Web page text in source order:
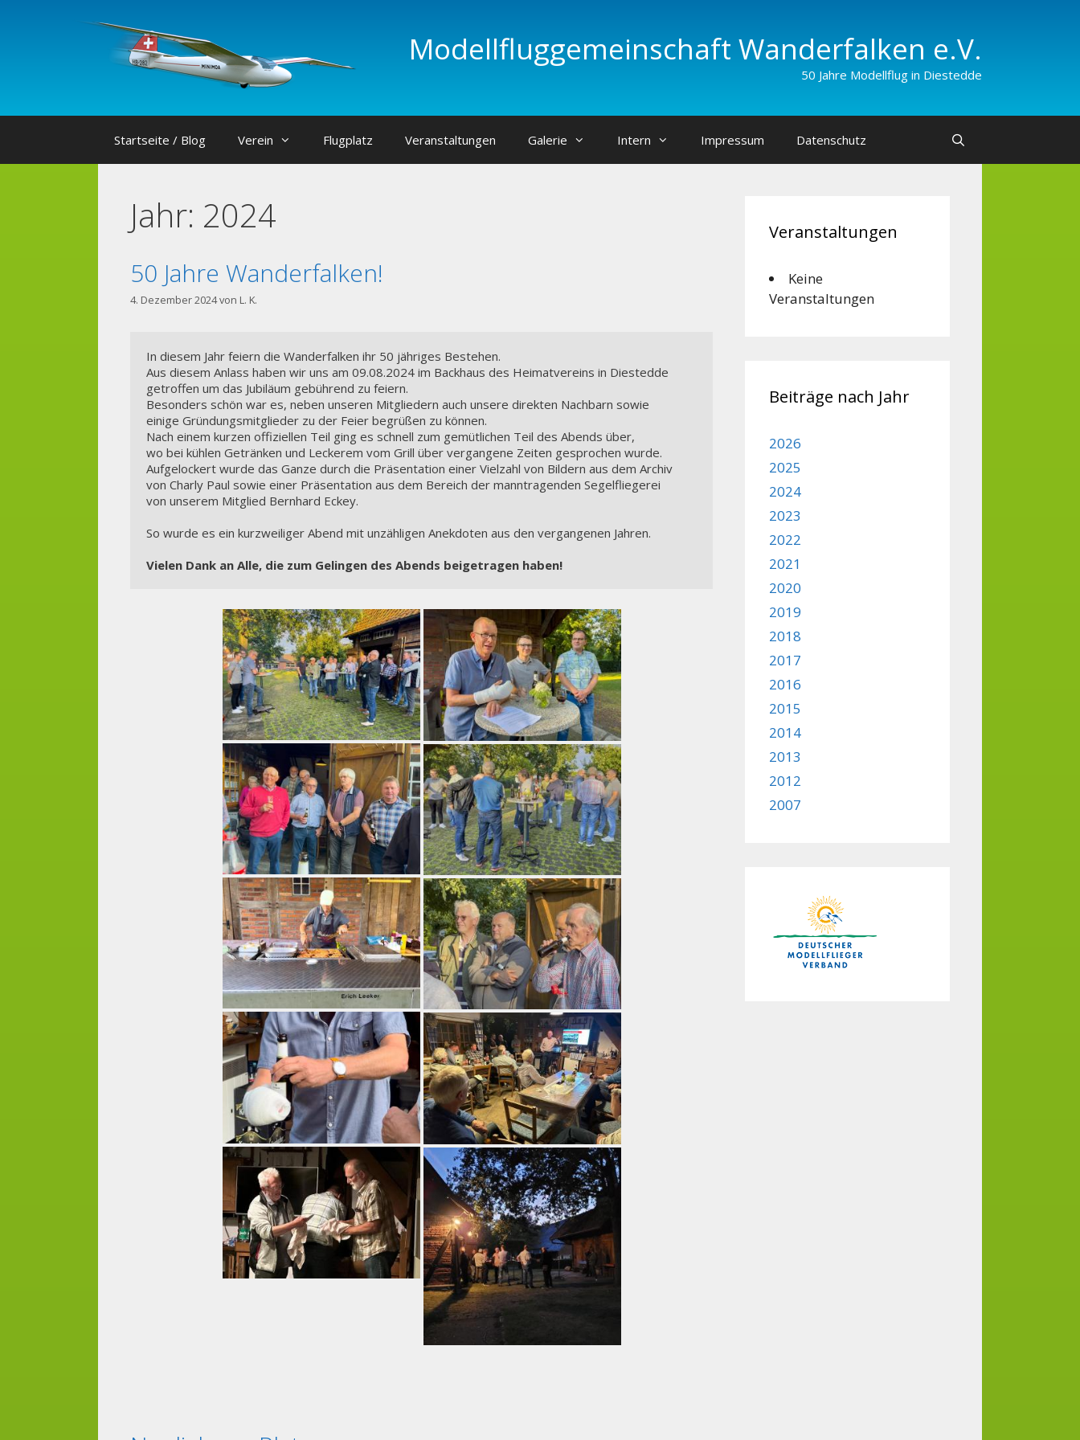
Modellfluggemeinschaft Wander­falken e.V.
50 Jahre Modellflug in Diestedde
Startseite / Blog Verein Flugplatz Veranstaltungen Galerie Intern Impressum Datenschutz
Jahr: 2024
50 Jahre Wanderfalken!
4. Dezember 2024von L. K.
In diesem Jahr feiern die Wanderfalken ihr 50 jähriges Bestehen.
Aus diesem Anlass haben wir uns am 09.08.2024 im Backhaus des Heimatvereins in Diestedde
getroffen um das Jubiläum gebührend zu feiern.
Besonders schön war es, neben unseren Mitgliedern auch unsere direkten Nachbarn sowie
einige Gründungsmitglieder zu der Feier begrüßen zu können.
Nach einem kurzen offiziellen Teil ging es schnell zum gemütlichen Teil des Abends über,
wo bei kühlen Getränken und Leckerem vom Grill über vergangene Zeiten gesprochen wurde.
Aufgelockert wurde das Ganze durch die Präsentation einer Vielzahl von Bildern aus dem Archiv
von Charly Paul sowie einer Präsentation aus dem Bereich der manntragenden Segelfliegerei
von unserem Mitglied Bernhard Eckey.
So wurde es ein kurzweiliger Abend mit unzähligen Anekdoten aus den vergangenen Jahren.
Vielen Dank an Alle, die zum Gelingen des Abends beigetragen haben!
Veranstaltungen
Keine
Veranstaltungen
Beiträge nach Jahr
2026
2025
2024
2023
2022
2021
2020
2019
2018
2017
2016
2015
2014
2013
2012
2007